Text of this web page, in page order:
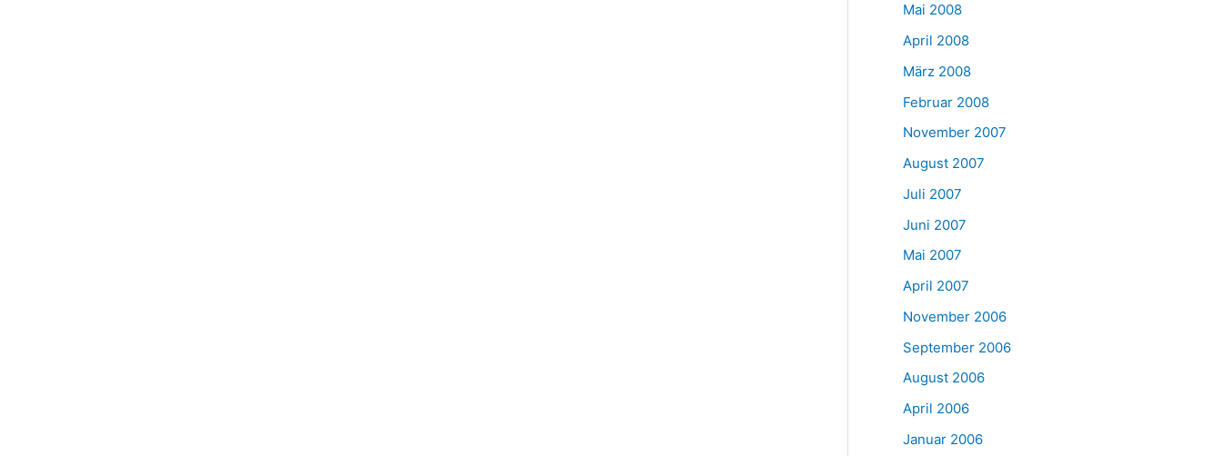
Mai 2008
April 2008
März 2008
Februar 2008
November 2007
August 2007
Juli 2007
Juni 2007
Mai 2007
April 2007
November 2006
September 2006
August 2006
April 2006
Januar 2006